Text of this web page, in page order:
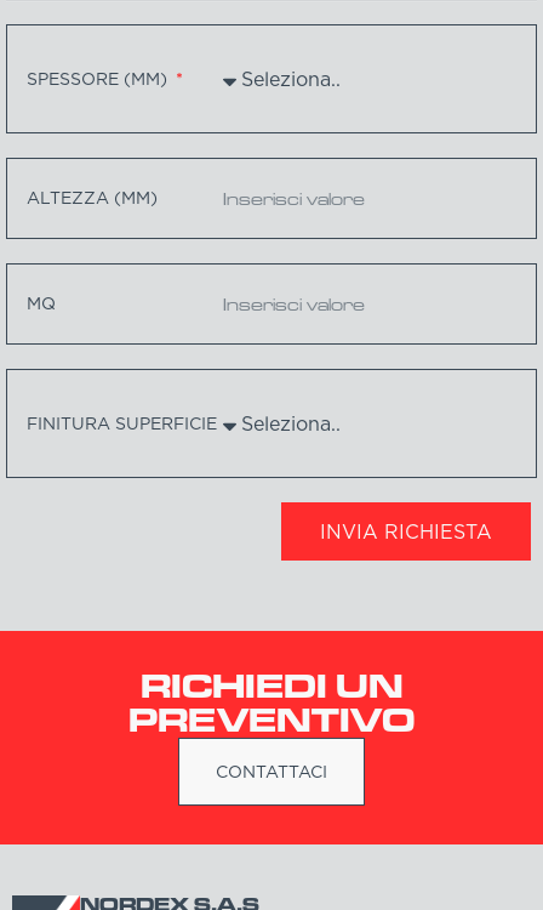
SPESSORE (MM)
ALTEZZA (MM)
MQ
FINITURA SUPERFICIE
INVIA RICHIESTA
RICHIEDI UN
PREVENTIVO
CONTATTACI
NORDEX S.A.S